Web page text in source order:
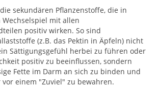
sekundären Pflanzenstoffe, die in
mit allen
positiv wirken. So sind
(z.B. das Pektin in Äpfeln) nicht
Sättigungsgefühl herbei zu führen oder
positiv zu beeinflussen, sondern
Fette im Darm an sich zu binden und
einem "Zuviel" zu bewahren.